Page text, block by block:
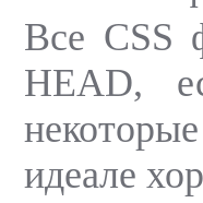
Все CSS
HEAD,
идеале